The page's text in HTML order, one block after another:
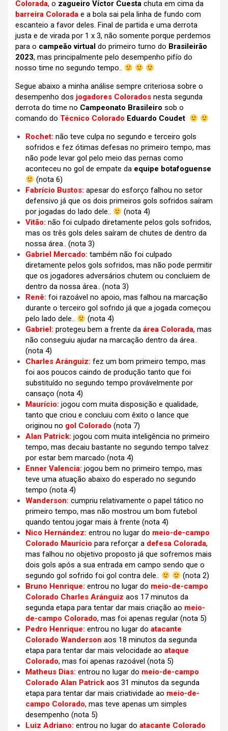
Colorada, o zagueiro Víctor Cuesta chuta em cima da
barreira Colorada e a bola sai pela linha de fundo com
escanteio a favor deles. Final de partida e uma derrota
justa e de virada por 1 x 3, não somente porque perdemos
para o campeão virtual do primeiro turno do Brasileirão
2023, mas principalmente pelo desempenho pifío do
nosso time no segundo tempo..
Segue abaixo a minha análise sempre criteriosa sobre o
desempenho dos jogadores Colorados nesta segunda
derrota do time no Campeonato Brasileiro sob o
comando do Técnico Colorado Eduardo Coudet
Rochet: não teve culpa no segundo e terceiro gols
sofridos e fez ótimas defesas no primeiro tempo, mas
não pode levar gol pelo meio das pernas como
aconteceu no gol de empate da equipe botafoguense
(nota 6)
Fabrício Bustos: apesar do esforço falhou no setor
defensivo já que os dois primeiros gols sofridos saíram
por jogadas do lado dele..
(nota 4)
Vitão: não foi culpado diretamente pelos gols sofridos,
mas os três gols deles saíram de chutes de dentro da
nossa área.. (nota 3)
Gabriel Mercado: também não foi culpado
diretamente pelos gols sofridos, mas não pode permitir
que os jogadores adversários chutem ou concluiem de
dentro da nossa área.. (nota 3)
Renê: foi razoável no apoio, mas falhou na marcação
durante o terceiro gol sofrido já que a jogada começou
pelo lado dele..
(nota 4)
Gabriel: protegeu bem a frente da área Colorada, mas
não conseguiu ajudar na marcação dentro da área..
(nota 4)
Charles Aránguiz: fez um bom primeiro tempo, mas
foi aos poucos caindo de produção tanto que foi
substituído no segundo tempo provávelmente por
cansaço (nota 4)
Maurício: jogou com muita disposição e qualidade,
tanto que criou e concluiu com êxito o lance que
originou no gol Colorado (nota 7)
Alan Patrick: jogou com muita inteligência no primeiro
tempo, mas decaiu bastante no segundo tempo talvez
por estar bem marcado (nota 4)
Enner Valencia: jogou bem no primeiro tempo, mas
teve uma atuação abaixo do esperado no segundo
tempo (nota 4)
Wanderson: cumpriu relativamente o papel tático no
primeiro tempo, mas não mostrou um bom futebol
quando tentou jogar mais à frente (nota 4)
Nico Hernández: entrou no lugar do meio-de-campo
Colorado Maurício para reforçar a defesa Colorada,
mas falhou no objetivo proposto já que sofremos mais
dois gols após a sua entrada em campo sendo que o
segundo gol sofrido foi gol contra dele..
(nota 2)
Bruno Henrique: entrou no lugar do meio-de-campo
Colorado Charles Aránguiz aos 17 minutos da
segunda etapa para tentar dar mais criação ao meio-
de-campo Colorado, mas foi apenas regular (nota 5)
Pedro Henrique: entrou no lugar do atacante
Colorado Wanderson aos 18 minutos da segunda
etapa para tentar dar mais velocidade ao ataque
Colorado, mas foi apenas razoável (nota 5)
Matheus Dias: entrou no lugar do meio-de-campo
Colorado Alan Patrick aos 31 minutos da segunda
etapa para tentar dar mais criatividade ao meio-de-
campo Colorado, mas teve apenas um simples
desempenho (nota 5)
Luiz Adriano: entrou no lugar do atacante Colorado